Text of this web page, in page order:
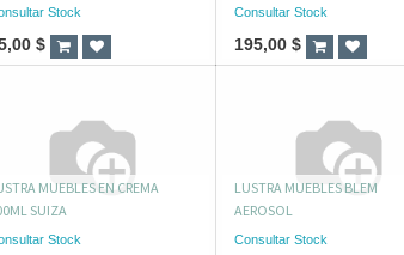
Stock
$
Consultar Stock
195,00 $
MUEBLES EN CREMA
SUIZA
Stock
LUSTRA MUEBLES BLEM
AEROSOL
Consultar Stock